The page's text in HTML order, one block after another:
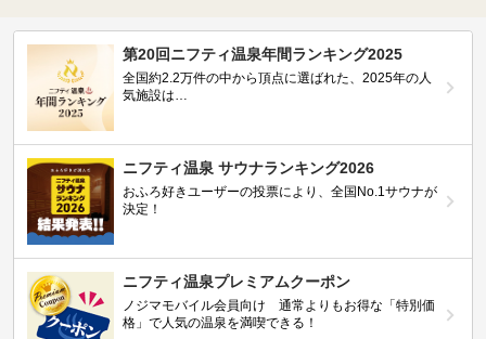
第20回ニフティ温泉年間ランキング2025
全国約2.2万件の中から頂点に選ばれた、2025年の人
気施設は…
ニフティ温泉 サウナランキング2026
おふろ好きユーザーの投票により、全国No.1サウナが
決定！
ニフティ温泉プレミアムクーポン
ノジマモバイル会員向け 通常よりもお得な「特別価
格」で人気の温泉を満喫できる！